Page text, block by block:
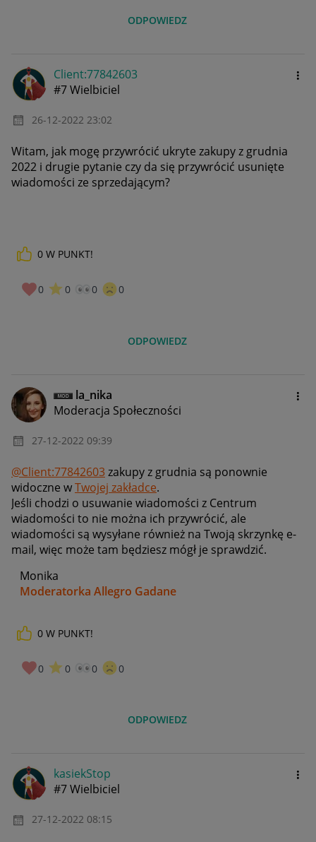
ODPOWIEDZ
Client:77842603
#7 Wielbiciel
‎26-12-2022 23:02
Witam, jak mogę przywrócić ukryte zakupy z grudnia
2022 i drugie pytanie czy da się przywrócić usunięte
wiadomości ze sprzedającym?
0 W PUNKT!
0 0 0 0
ODPOWIEDZ
la_nika
Moderacja Społeczności
‎27-12-2022 09:39
@Client:77842603zakupy z grudnia są ponownie
widoczne wTwojej zakładce.
Jeśli chodzi o usuwanie wiadomości z Centrum
wiadomości to nie można ich przywrócić, ale
wiadomości są wysyłane również na Twoją skrzynkę e-
mail, więc może tam będziesz mógł je sprawdzić.
Monika
Moderatorka Allegro Gadane
0 W PUNKT!
0 0 0 0
ODPOWIEDZ
kasiekStop
#7 Wielbiciel
‎27-12-2022 08:15